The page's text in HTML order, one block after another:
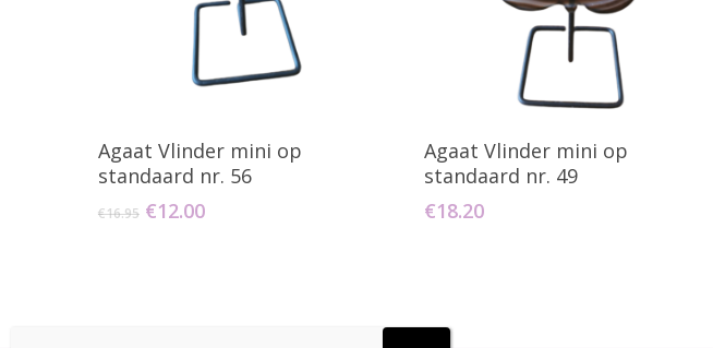
Toevoegen Aan Winkelwagen
Agaat Vlinder mini op
standaard nr. 56
€16.95 Oorspronkelijke
€12.00Huidige
Toevoegen Aan Winkelwagen
Agaat Vlinder mini op
standaard nr. 49
€18.20